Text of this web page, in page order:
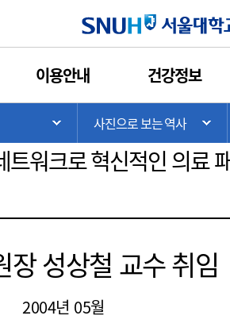
이용안내 건강정보
서브 메뉴 목록 열기
사진으로 보는 역사
1945 ~ 1978 1978 ~ 2001
트워크로 혁신적인 의료
장 성상철 교수 취임
2004년 05월